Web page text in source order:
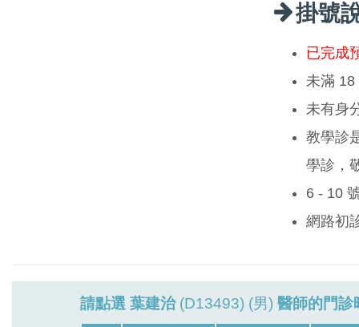
掛號
已完成
未滿 18
未有身
教學診
學診，
6 - 10
網路初